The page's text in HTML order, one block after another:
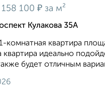
158 100 ₽ за м²
Кулакова 35А
комнатная квартира
идеально
будет отличным